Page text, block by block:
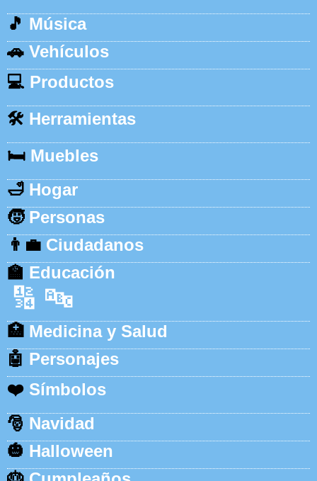
🎵 Música
🚗 Vehículos
💻 Productos
🛠️ Herramientas
🛏️ Muebles
🛁 Hogar
🧒 Personas
👨‍💼 Ciudadanos
🏫 Educación
🔢 🔤
🏥 Medicina y Salud
🤖 Personajes
❤️ Símbolos
🎅 Navidad
🎃 Halloween